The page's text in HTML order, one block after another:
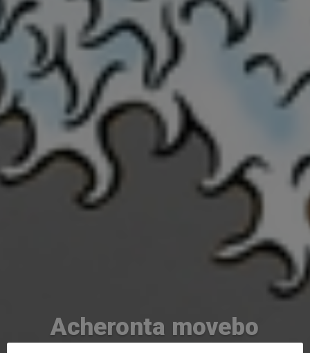
Acheronta movebo